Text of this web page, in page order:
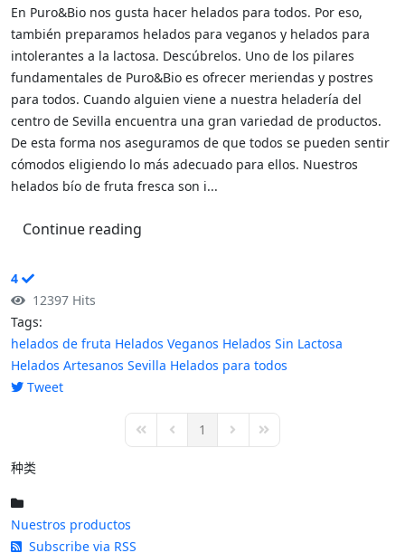
En Puro&Bio nos gusta hacer helados para todos. Por eso,
también preparamos helados para veganos y helados para
intolerantes a la lactosa. Descúbrelos. Uno de los pilares
fundamentales de Puro&Bio es ofrecer meriendas y postres
para todos. Cuando alguien viene a nuestra heladería del
centro de Sevilla encuentra una gran variedad de productos.
De esta forma nos aseguramos de que todos se pueden sentir
cómodos eligiendo lo más adecuado para ellos. Nuestros
helados bío de fruta fresca son i...
Continue reading
4
12397 Hits
Tags:
helados de fruta Helados Veganos Helados Sin Lactosa
Helados Artesanos Sevilla Helados para todos
Tweet
First PagePrevious Page
1 Next PageLast Page
种类
Nuestros productos
Subscribe via RSS